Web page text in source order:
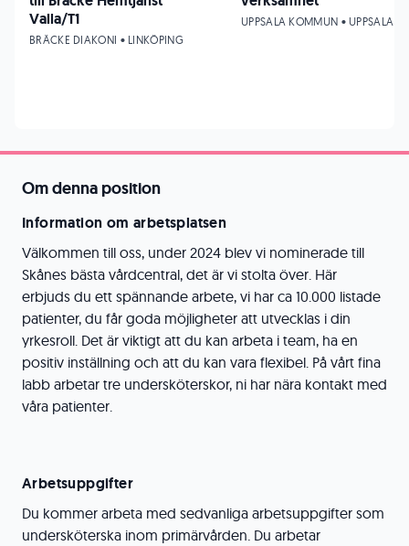
Om denna position
Information om arbetsplatsen
Välkommen till oss, under 2024 blev vi nominerade till
Skånes bästa vårdcentral, det är vi stolta över. Här
erbjuds du ett spännande arbete, vi har ca 10.000 listade
patienter, du får goda möjligheter att utvecklas i din
yrkesroll. Det är viktigt att du kan arbeta i team, ha en
positiv inställning och att du kan vara flexibel. På vårt fina
labb arbetar tre undersköterskor, ni har nära kontakt med
våra patienter.
Arbetsuppgifter
Du kommer arbeta med sedvanliga arbetsuppgifter som
undersköterska inom primärvården. Du arbetar
Valla/T1
BRÄCKE DIAKONI • LINKÖPING
UPPSALA KOMMUN • UPPSALA